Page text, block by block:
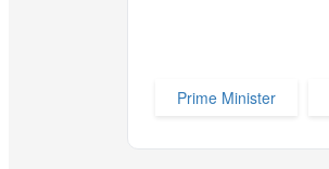
Prime Minister